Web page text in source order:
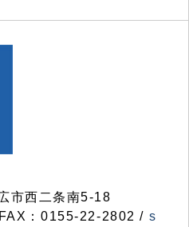
市西二条南5-18
：0155-22-2802 / s